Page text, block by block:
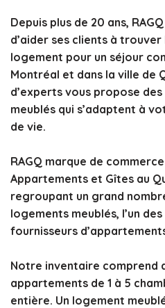
Depuis plus de 20 ans,
d’aider ses clients à
logement pour un séjour
Montréal et dans la ville de
d’experts vous propose
meublés qui s’adaptent à
de vie.
RAGQ marque de
Appartements et Gîtes au
regroupant un grand
logements meublés, l’un
fournisseurs
Notre inventaire comprend
appartements de 1 à 5
entière. Un logement